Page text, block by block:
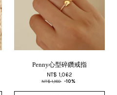
Penny心型碎鑽戒指
NT$ 1,062
NT$ 1,180 -10%